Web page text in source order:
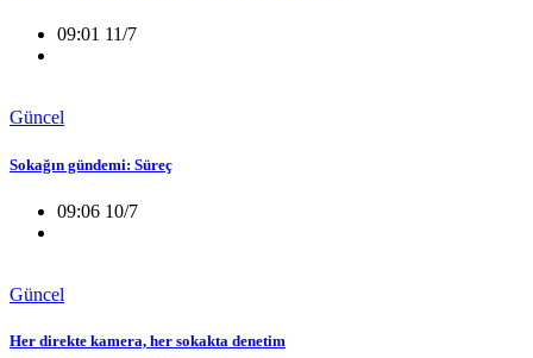
09:01 11/7
Güncel
Sokağın gündemi: Süreç
09:06 10/7
Güncel
Her direkte kamera, her sokakta denetim